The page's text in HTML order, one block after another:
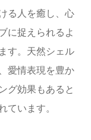
る人を癒し、心
に捉えられるよ
す。天然シェル
愛情表現を豊か
グ効果もあると
ています。